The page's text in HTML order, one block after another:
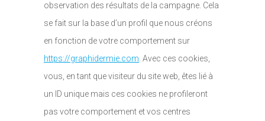
observation des résultats de la campagne. Cela
se fait sur la base d’un profil que nous créons
en fonction de votre comportement sur
https://graphidermie.com . Avec ces cookies,
vous, en tant que visiteur du site web, êtes lié à
un ID unique mais ces cookies ne profileront
pas votre comportement et vos centres